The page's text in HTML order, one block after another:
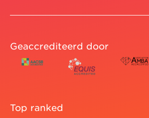
Geaccrediteerd door
Top ranked